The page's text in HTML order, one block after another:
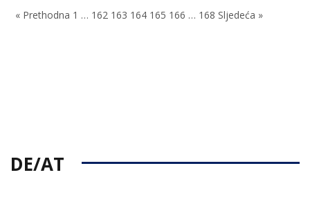
« Prethodna 1 … 162 163 164 165 166 … 168 Sljedeća »
DE/AT